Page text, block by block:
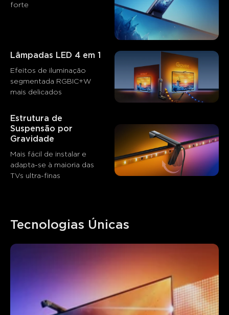
forte
Lâmpadas LED 4 em 1
Efeitos de iluminação
segmentada RGBIC+W
mais delicados
Estrutura de
Suspensão por
Gravidade
Mais fácil de instalar e
adapta-se à maioria das
TVs ultra-finas
Tecnologias Únicas
Os clientes mencionam PositivoNegativo
Gerado por IA a partir do texto das avaliações dos